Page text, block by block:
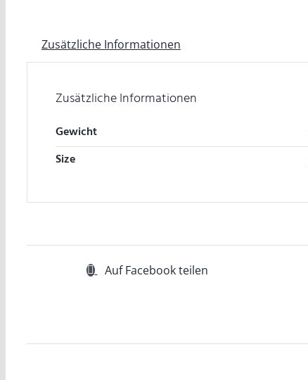
Zusätzliche Informationen
Zusätzliche Informationen
Gewicht
Size
Auf Facebook teilen